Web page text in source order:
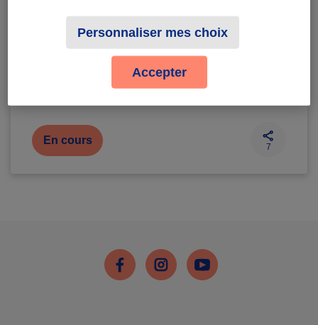
Badges à récolter
En cours
7
FacebookInstagramYoutube
Personnaliser mes choix
Accepter